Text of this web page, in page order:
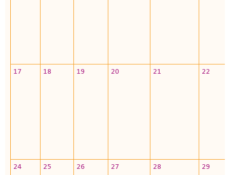
17 18 19 20 21 22
24 25 26 27 28 29